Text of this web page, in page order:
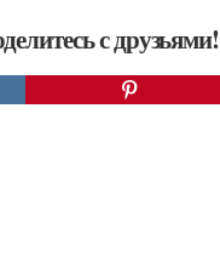
с друзьями!